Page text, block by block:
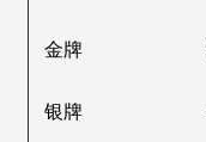
金牌
银牌